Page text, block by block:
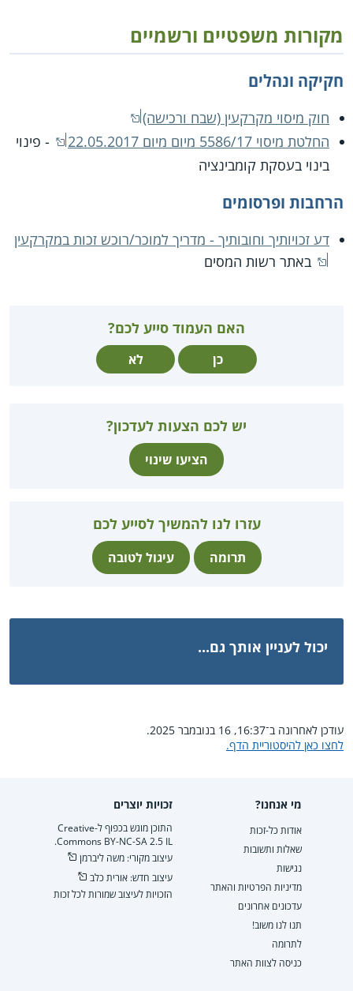
מקורות משפטיים ורשמיים
חקיקה ונהלים
חוק מיסוי מקרקעין (שבח ורכישה)
החלטת מיסוי 5586/17 מיום מיום 22.05.2017
- פינוי
בינוי בעסקת קומבינציה
הרחבות ופרסומים
דע זכויותיך וחובותיך - מדריך למוכר/רוכש זכות במקרקעין
באתר רשות המסים
האם העמוד סייע לכם?
כן לא
יש לכם הצעות לעדכון?
הציעו שינוי
עזרו לנו להמשיך לסייע לכם
תרומה עיגול לטובה
יכול לעניין אותך גם...
עודכן לאחרונה ב־16:37, 16 בנובמבר 2025.
לחצו כאן להיסטוריית הדף.
מי אנחנו?
אודות כל-זכות
שאלות ותשובות
נגישות
מדיניות הפרטיות והאתר
עדכונים אחרונים
תנו לנו משוב!
לתרומה
כניסה לצוות האתר
זכויות יוצרים
התוכן מוגש בכפוף ל-Creative
Commons BY-NC-SA 2.5 IL.
עיצוב מקורי: משה ליברמן
עיצוב חדש: אורית כלב
הזכויות לעיצוב שמורות לכל זכות